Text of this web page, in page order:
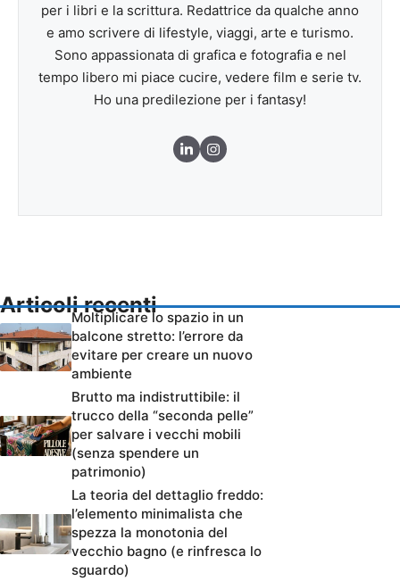
per i libri e la scrittura. Redattrice da qualche anno
e amo scrivere di lifestyle, viaggi, arte e turismo.
Sono appassionata di grafica e fotografia e nel
tempo libero mi piace cucire, vedere film e serie tv.
Ho una predilezione per i fantasy!
Articoli recenti
Moltiplicare lo spazio in un
balcone stretto: l’errore da
evitare per creare un nuovo
ambiente
Brutto ma indistruttibile: il
trucco della “seconda pelle”
per salvare i vecchi mobili
(senza spendere un
patrimonio)
La teoria del dettaglio freddo:
l’elemento minimalista che
spezza la monotonia del
vecchio bagno (e rinfresca lo
sguardo)